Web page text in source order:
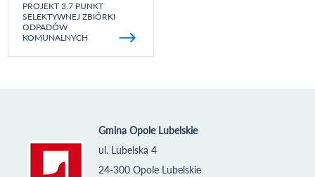
PROJEKT 3.7 PUNKT
SELEKTYWNEJ ZBIÓRKI
ODPADÓW
KOMUNALNYCH
Gmina Opole Lubelskie
ul. Lubelska 4
24-300 Opole Lubelskie